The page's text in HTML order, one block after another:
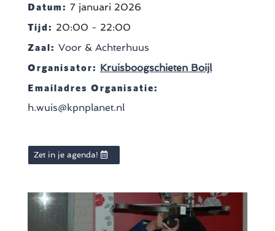
Datum: 7 januari 2026
Tijd: 20:00 - 22:00
Zaal: Voor & Achterhuus
Organisator: Kruisboogschieten Boijl
Emailadres Organisatie:
h.wuis@kpnplanet.nl
Zet in je agenda!